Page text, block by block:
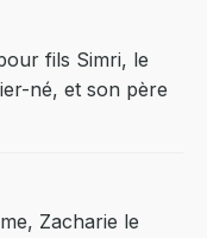
fils Simri, le
né, et son père
Zacharie le